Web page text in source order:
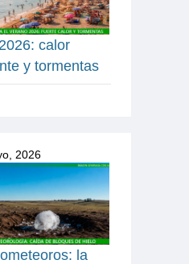
calor
y tormentas
2026
la